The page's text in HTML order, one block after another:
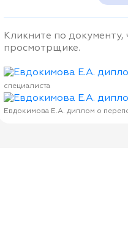
Кликните по
просмотрщике.
специалиста
Евдокимова Е.А. диплом о